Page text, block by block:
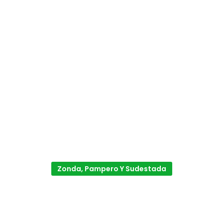
Zonda, Pampero Y Sudestada